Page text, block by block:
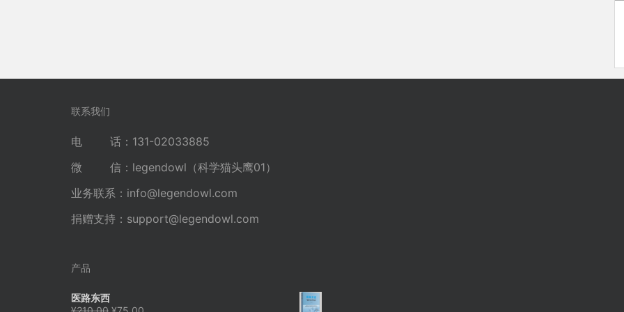
联系我们
电 话：131-02033885
微 信：legendowl（科学猫头鹰01）
业务联系： info@legendowl.com
捐赠支持： support@legendowl.com
产品
医路东西
原